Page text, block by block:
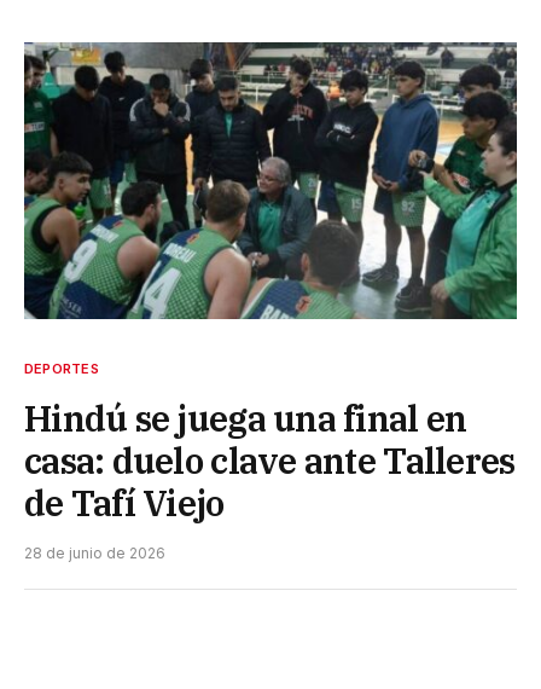
DEPORTES
Hindú se juega una final en
casa: duelo clave ante Talleres
de Tafí Viejo
28 de junio de 2026